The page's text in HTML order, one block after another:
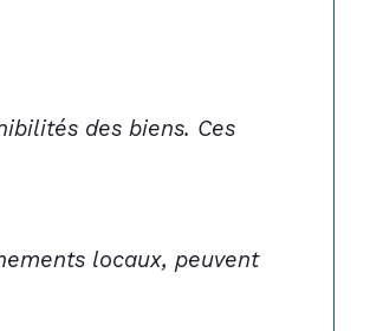
des biens. Ces
locaux, peuvent